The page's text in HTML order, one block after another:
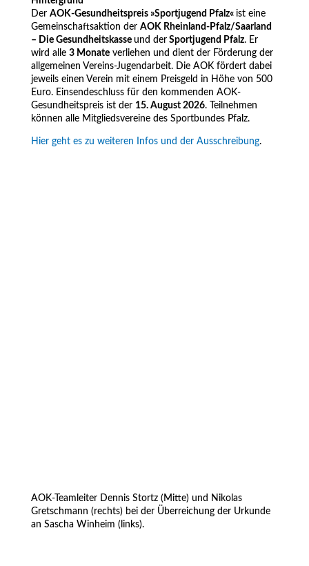
Der AOK-Gesundheitspreis »Sportjugend Pfalz« ist eine
Gemeinschaftsaktion der AOK Rheinland-Pfalz/Saarland
– Die Gesundheitskasse und derSportjugend Pfalz. Er
wird alle 3 Monateverliehen und dient der Förderung der
allgemeinen Vereins-Jugendarbeit. Die AOK fördert dabei
jeweils einen Verein mit einem Preisgeld in Höhe von 500
Euro. Einsendeschluss für den kommenden AOK-
Gesundheitspreis ist der 15. August 2026. Teilnehmen
können alle Mitgliedsvereine des Sportbundes Pfalz.
Hier geht es zu weiteren Infos und der Ausschreibung.
AOK-Teamleiter Dennis Stortz (Mitte) und Nikolas
Gretschmann (rechts) bei der Überreichung der Urkunde
an Sascha Winheim (links).